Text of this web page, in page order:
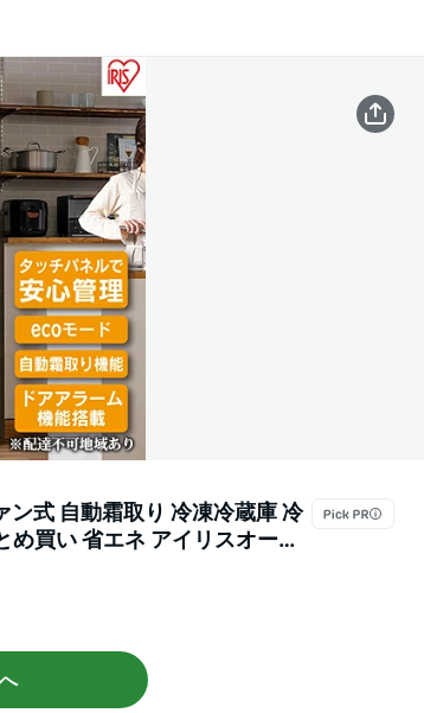
式 自動霜取り 冷凍冷蔵庫 冷
め買い 省エネ アイリスオーヤ